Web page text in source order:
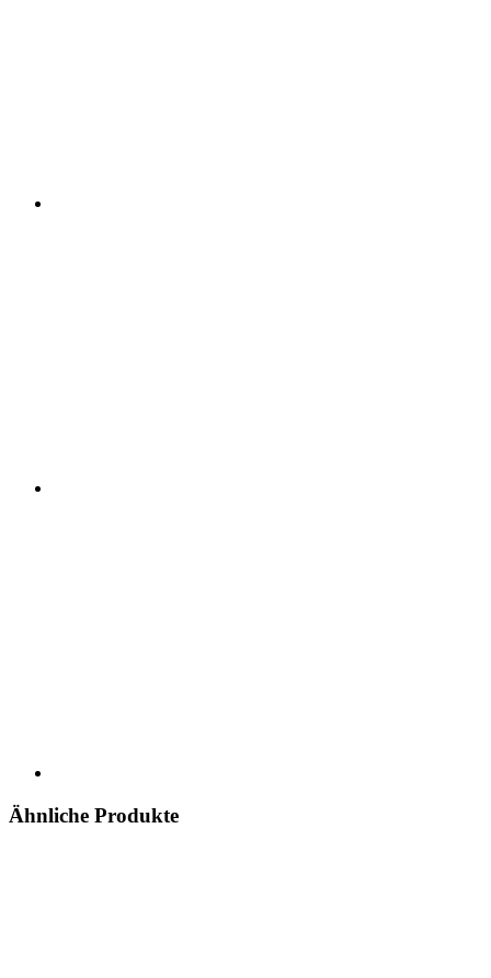
Ähnliche Produkte